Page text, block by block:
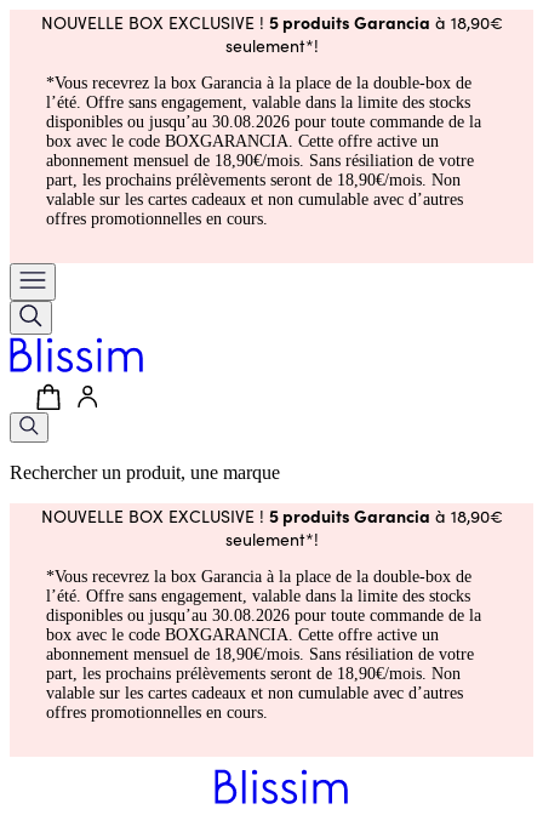
NOUVELLE BOX EXCLUSIVE ! 5 produits Garancia à 18,90€
seulement*!
*Vous recevrez la box Garancia à la place de la double-box de
l’été. Offre sans engagement, valable dans la limite des stocks
disponibles ou jusqu’au 30.08.2026 pour toute commande de la
box avec le code BOXGARANCIA. Cette offre active un
abonnement mensuel de 18,90€/mois. Sans résiliation de votre
part, les prochains prélèvements seront de 18,90€/mois. Non
valable sur les cartes cadeaux et non cumulable avec d’autres
offres promotionnelles en cours.
Rechercher un produit, une marque
NOUVELLE BOX EXCLUSIVE ! 5 produits Garancia à 18,90€
seulement*!
*Vous recevrez la box Garancia à la place de la double-box de
l’été. Offre sans engagement, valable dans la limite des stocks
disponibles ou jusqu’au 30.08.2026 pour toute commande de la
box avec le code BOXGARANCIA. Cette offre active un
abonnement mensuel de 18,90€/mois. Sans résiliation de votre
part, les prochains prélèvements seront de 18,90€/mois. Non
valable sur les cartes cadeaux et non cumulable avec d’autres
offres promotionnelles en cours.